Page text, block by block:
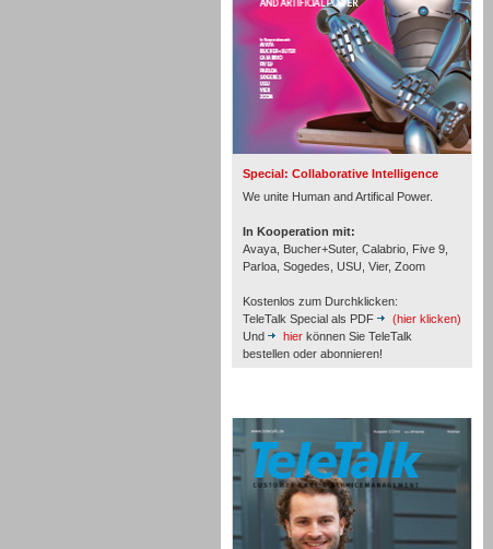
Special: Collaborative Intelligence
We unite Human and Artifical Power.
In Kooperation mit:
Avaya, Bucher+Suter, Calabrio, Five 9,
Parloa, Sogedes, USU, Vier, Zoom
Kostenlos zum Durchklicken:
TeleTalk Special als PDF
(hier klicken)
Und
hier können Sie TeleTalk
bestellen oder abonnieren!
Inbound
Inbound